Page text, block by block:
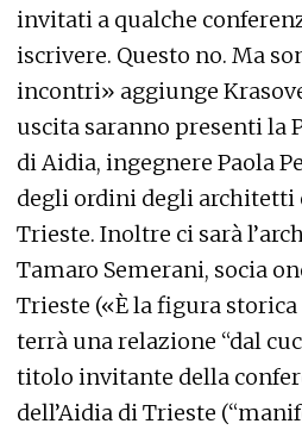
invitati a qualche
iscrivere. Questo no. Ma
incontri» aggiunge
uscita saranno presenti la
di Aidia, ingegnere Paola
degli ordini degli architetti
Trieste. Inoltre ci sarà
Tamaro Semerani, socia
Trieste («È la figura
terrà una relazione “dal
titolo invitante della
dell’Aidia di Trieste